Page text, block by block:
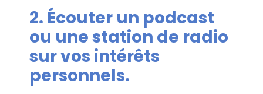
2. Écouter un podcast
ou une station de radio
sur vos intérêts
personnels.